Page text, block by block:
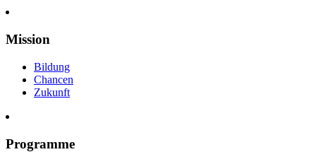
Mission
Bildung
Chancen
Zukunft
Programme